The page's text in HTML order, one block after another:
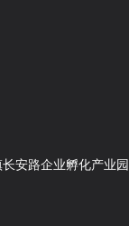
安路企业孵化产业园